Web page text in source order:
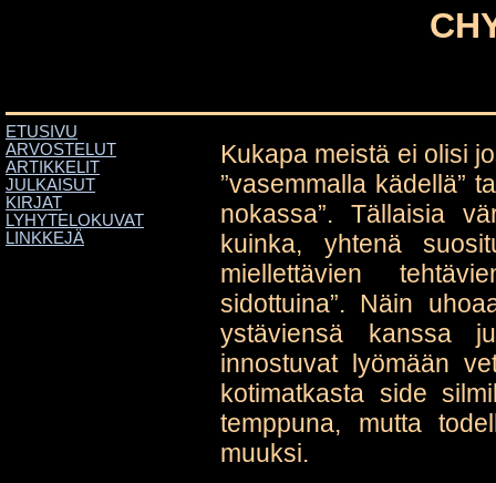
ETUSIVU
ARVOSTELUT
ARTIKKELIT
JULKAISUT
KIRJAT
LYHYTELOKUVAT
LINKKEJÄ
Kukapa meistä ei olisi
”vasemmalla kädellä”
nokassa”. Tällaisia
kuinka, yhtenä
miellettävien
sidottuina”. Näin
ystäviensä kanssa
innostuvat lyömään
kotimatkasta side
temppuna, mutta
muuksi.